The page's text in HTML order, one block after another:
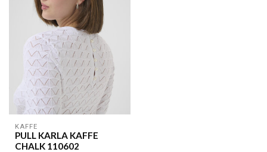
KAFFE
PULL KARLA KAFFE
CHALK 110602